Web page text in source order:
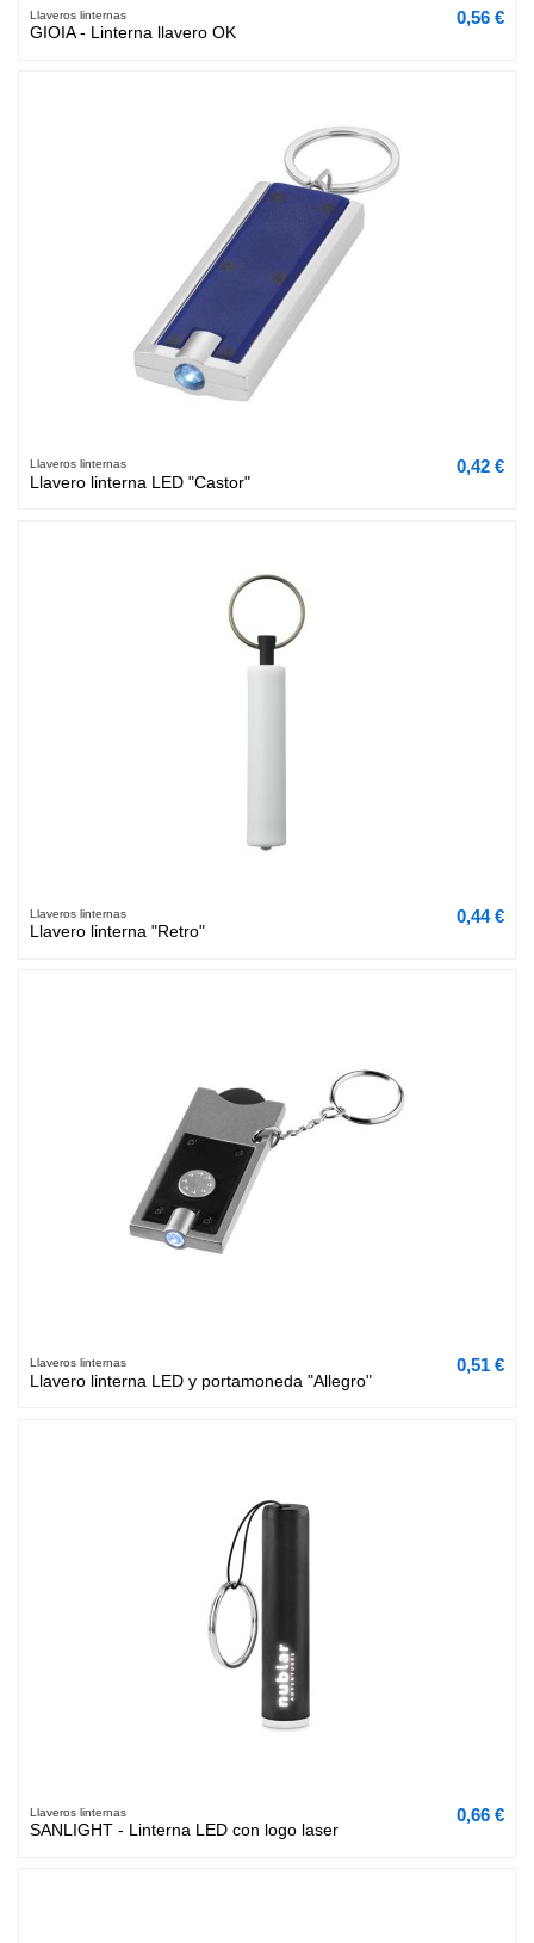
Llaveros linternas
GIOIA - Linterna llavero OK
0,56 €
Llaveros linternas
Llavero linterna LED "Castor"
0,42 €
Llaveros linternas
Llavero linterna "Retro"
0,44 €
Llaveros linternas
Llavero linterna LED y portamoneda "Allegro"
0,51 €
Llaveros linternas
SANLIGHT - Linterna LED con logo laser
0,66 €